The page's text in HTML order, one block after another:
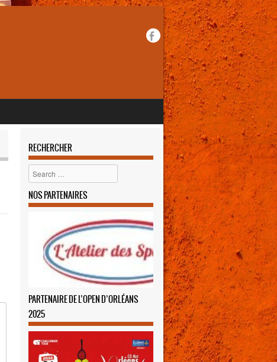
RECHERCHER
Rechercher
NOS PARTENAIRES
PARTENAIRE DE L’OPEN D’ORLÉANS
2025